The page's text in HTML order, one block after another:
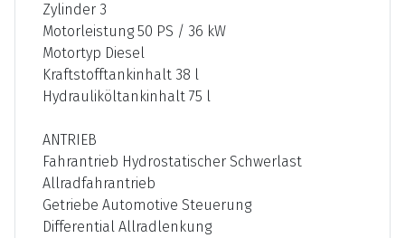
Zylinder 3
Motorleistung 50 PS / 36 kW
Motortyp Diesel
Kraftstofftankinhalt 38 l
Hydrauliköltankinhalt 75 l
ANTRIEB
Fahrantrieb Hydrostatischer Schwerlast
Allradfahrantrieb
Getriebe Automotive Steuerung
Differential Allradlenkung